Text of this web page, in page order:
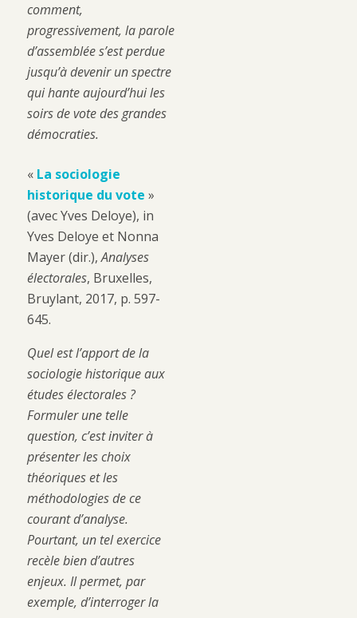
comment,
progressivement, la parole
d’assemblée s’est perdue
jusqu’à devenir un spectre
qui hante aujourd’hui les
soirs de vote des grandes
démocraties.
« La sociologie
historique du vote »
(avec Yves Deloye), in
Yves Deloye et Nonna
Mayer (dir.),Analyses
électorales, Bruxelles,
Bruylant, 2017, p. 597-
645.
Quel est l’apport de la
sociologie historique aux
études électorales ?
Formuler une telle
question, c’est inviter à
présenter les choix
théoriques et les
méthodologies de ce
courant d’analyse.
Pourtant, un tel exercice
recèle bien d’autres
enjeux. Il permet, par
exemple, d’interroger la